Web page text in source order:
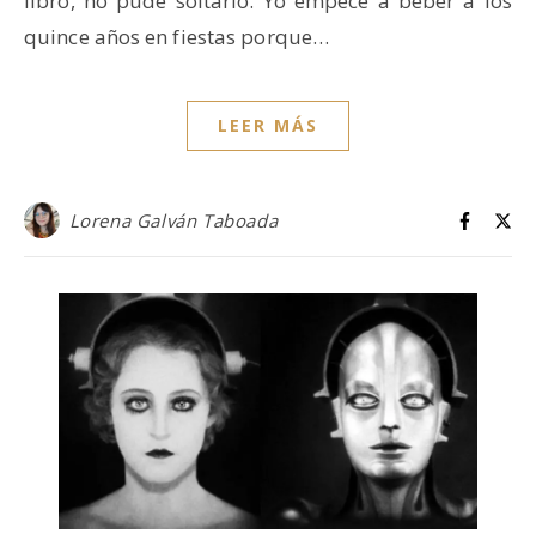
quince años en fiestas porque…
LEER MÁS
Lorena Galván Taboada